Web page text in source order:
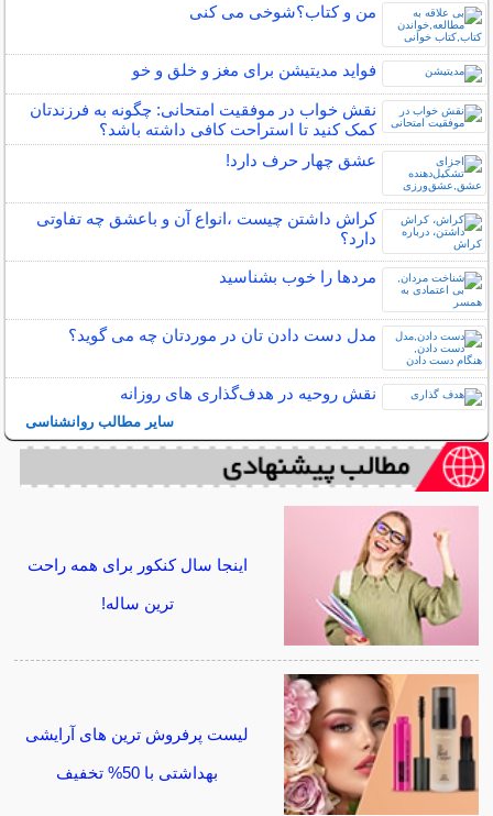
من و کتاب؟شوخی می کنی
فواید مدیتیشن برای مغز و خلق و خو
نقش خواب در موفقیت امتحانی: چگونه به فرزندتان
کمک کنید تا استراحت کافی داشته باشد؟
عشق چهار حرف دارد!
کراش داشتن چیست ،انواع آن و باعشق چه تفاوتی
دارد؟
مردها را خوب بشناسید
مدل دست دادن تان در موردتان چه می گوید؟
نقش روحیه در هدف‌گذاری‌ های روزانه
سایر مطالب روانشناسی
اینجا سال کنکور برای همه راحت
ترین ساله!
لیست پرفروش ترین های آرایشی
بهداشتی با 50% تخفیف